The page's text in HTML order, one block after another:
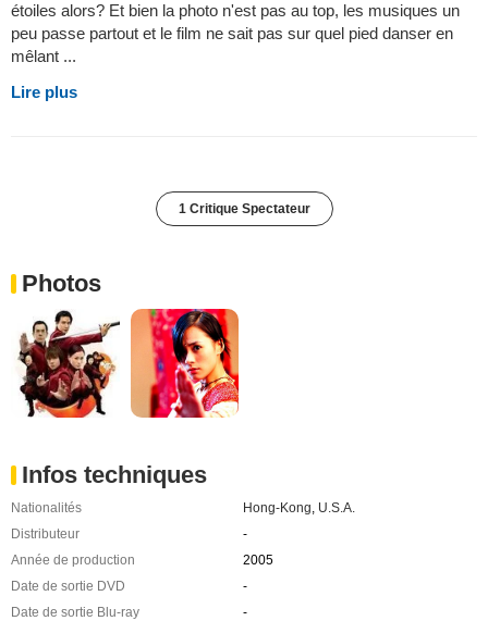
étoiles alors? Et bien la photo n'est pas au top, les musiques un
peu passe partout et le film ne sait pas sur quel pied danser en
mêlant ...
Lire plus
1 Critique Spectateur
Photos
Infos techniques
Nationalités Hong-Kong U.S.A.
Distributeur
-
Année de production
2005
Date de sortie DVD
-
Date de sortie Blu-ray
-